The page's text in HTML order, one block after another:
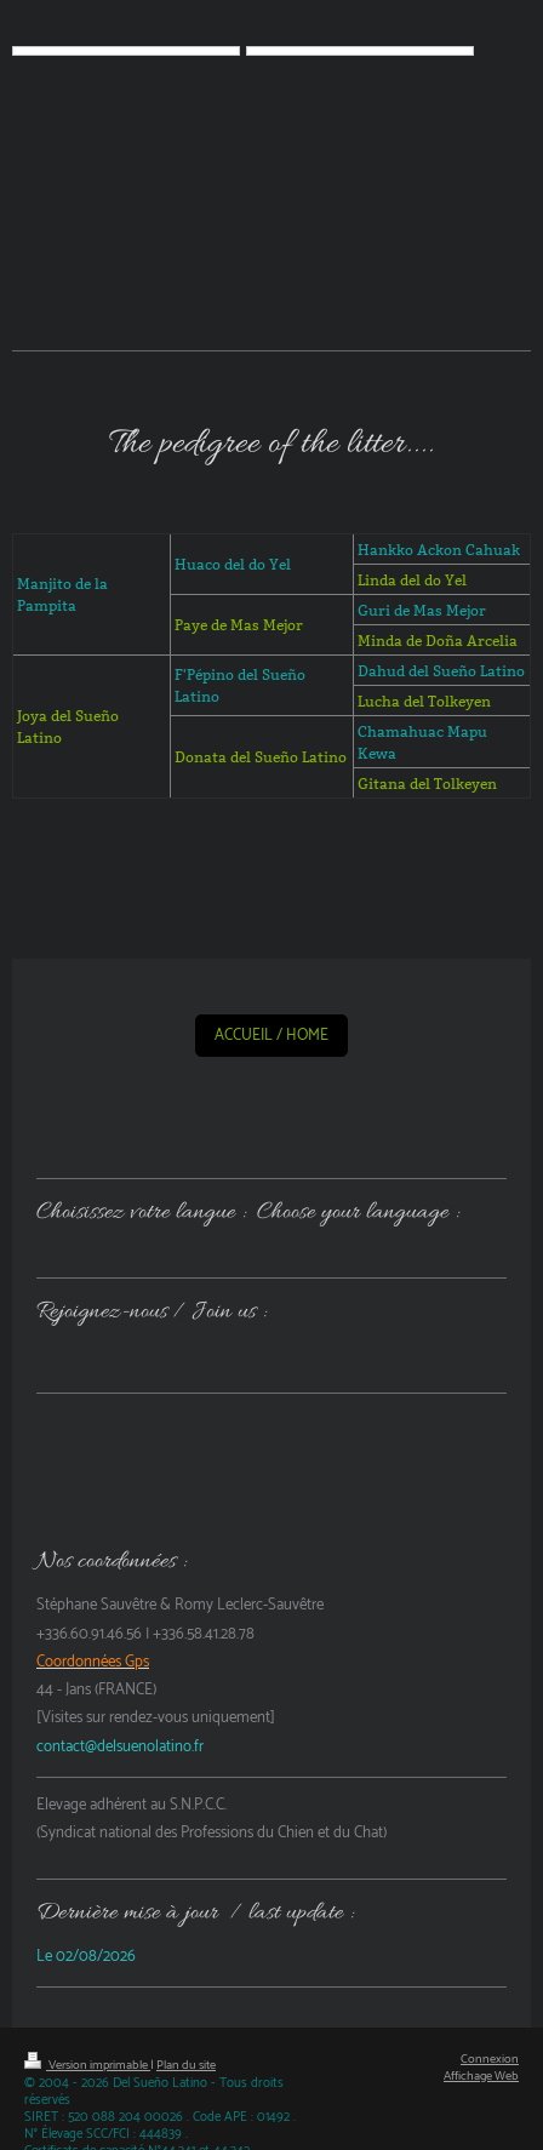
The pedigree of the litter....
Manjito de la
Pampita
Huaco del do Yel
Hankko Ackon Cahuak
Linda del do Yel
Paye de Mas Mejor
Guri de Mas Mejor
Minda de Doña Arcelia
Joya del Sueño
Latino
F'Pépino del Sueño
Latino
Dahud del Sueño Latino
Lucha del Tolkeyen
Donata del Sueño Latino
Chamahuac Mapu
Kewa
Gitana del Tolkeyen
ACCUEIL / HOME
Choisissez votre langue : Choose your language :
Rejoignez-nous / Join us :
Nos coordonnées :
Stéphane Sauvêtre & Romy Leclerc-Sauvêtre
+336.60.91.46.56 | +336.58.41.28.78
Coordonnées Gps
44 - Jans (FRANCE)
[Visites sur rendez-vous uniquement]
contact@delsuenolatino.fr
Elevage adhérent au S.N.P.C.C.
(Syndicat national des Professions du Chien et du Chat)
Dernière mise à jour / last update :
Le 02/08/2026
Version imprimable|Plan du site
© 2004 - 2026 Del Sueño Latino - Tous droits
réservés
SIRET : 520 088 204 00026 . Code APE : 01492 .
N° Élevage SCC/FCI : 444839 .
Connexion
Affichage Web